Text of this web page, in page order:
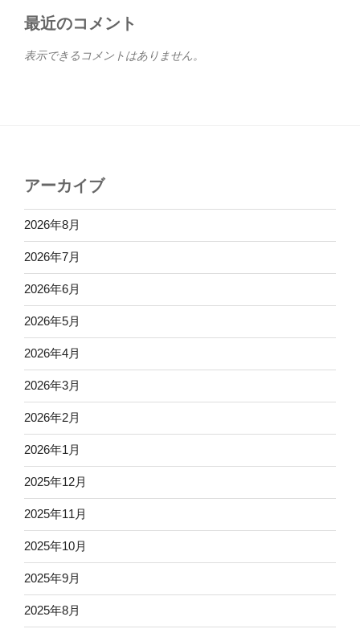
最近のコメント
表示できるコメントはありません。
アーカイブ
2026年8月
2026年7月
2026年6月
2026年5月
2026年4月
2026年3月
2026年2月
2026年1月
2025年12月
2025年11月
2025年10月
2025年9月
2025年8月